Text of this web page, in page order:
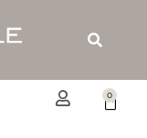
Buscar
0